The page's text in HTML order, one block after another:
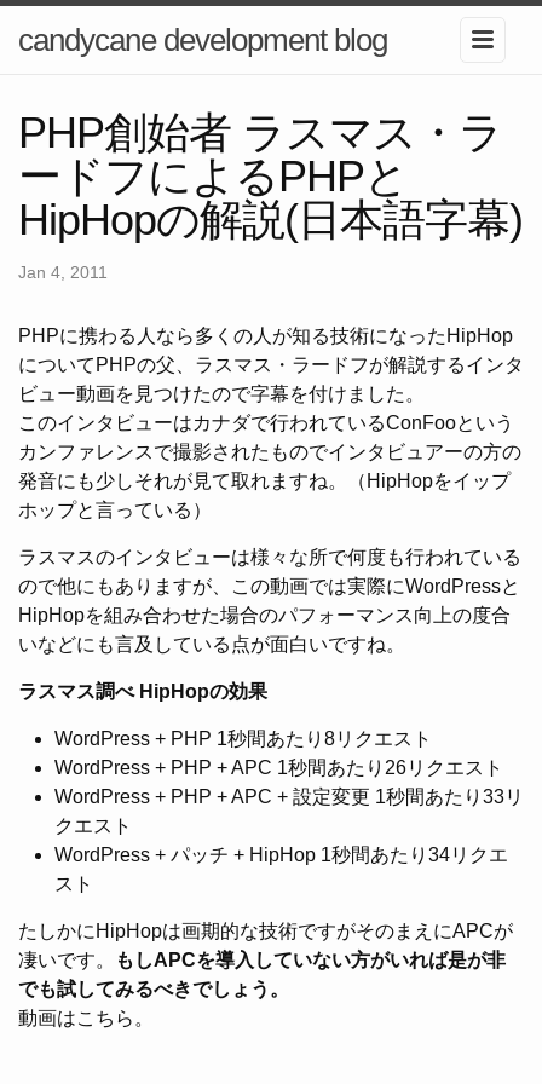
candycane development blog
PHP創始者 ラスマス・ラ
ードフによるPHPと
HipHopの解説(日本語字幕)
Jan 4, 2011
PHPに携わる人なら多くの人が知る技術になったHipHop
についてPHPの父、ラスマス・ラードフが解説するインタ
ビュー動画を見つけたので字幕を付けました。
このインタビューはカナダで行われているConFooという
カンファレンスで撮影されたものでインタビュアーの方の
発音にも少しそれが見て取れますね。（HipHopをイップ
ホップと言っている）
ラスマスのインタビューは様々な所で何度も行われている
ので他にもありますが、この動画では実際にWordPressと
HipHopを組み合わせた場合のパフォーマンス向上の度合
いなどにも言及している点が面白いですね。
ラスマス調べ HipHopの効果
WordPress + PHP 1秒間あたり8リクエスト
WordPress + PHP + APC 1秒間あたり26リクエスト
WordPress + PHP + APC + 設定変更 1秒間あたり33リ
クエスト
WordPress + パッチ + HipHop 1秒間あたり34リクエ
スト
たしかにHipHopは画期的な技術ですがそのまえにAPCが
凄いです。
もしAPCを導入していない方がいれば是が非
でも試してみるべきでしょう。
動画はこちら。